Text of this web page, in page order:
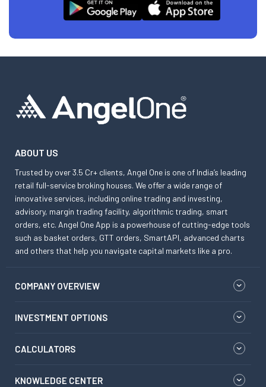
ABOUT US
Trusted by over 3.5 Cr+ clients, Angel One is one of India’s leading
retail full-service broking houses. We offer a wide range of
innovative services, including online trading and investing,
advisory, margin trading facility, algorithmic trading, smart
orders, etc. Angel One App is a powerhouse of cutting-edge tools
such as basket orders, GTT orders, SmartAPI, advanced charts
and others that help you navigate capital markets like a pro.
COMPANY OVERVIEW
INVESTMENT OPTIONS
CALCULATORS
KNOWLEDGE CENTER